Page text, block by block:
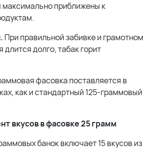
максимально приближены к
При правильной забивке и грамотном
длится долго, табак горит
фасовка поставляется в
как и стандартный 125-граммовый
вкусов в фасовке 25 грамм
банок включает 15 вкусов из